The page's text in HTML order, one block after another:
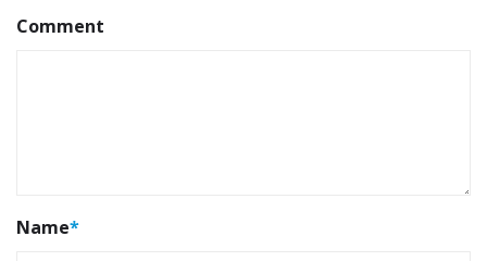
Comment
Name*